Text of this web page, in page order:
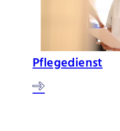
Pflegedienst